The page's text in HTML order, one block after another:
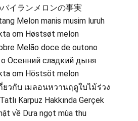
イランメロンの事実
Melon manis musim luruh
om Høstsøt melon
Melão doce de outono
сладкий дыня
om Höstsöt melon
วกับ เมลอนหวานฤดูใบไม้ร่วง
Karpuz Hakkında Gerçek
về Dưa ngọt mùa thu